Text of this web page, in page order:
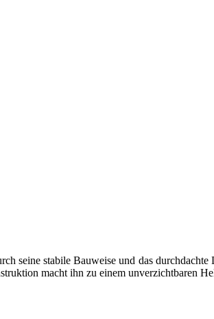
seine stabile Bauweise und das durchdachte
macht ihn zu einem unverzichtbaren